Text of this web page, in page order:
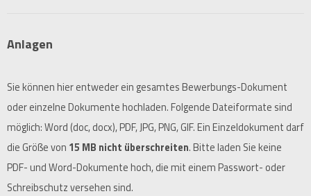
Anlagen
Sie können hier entweder ein gesamtes Bewerbungs-Dokument
oder einzelne Dokumente hochladen. Folgende Dateiformate sind
möglich: Word (doc, docx), PDF, JPG, PNG, GIF. Ein Einzeldokument darf
die Größe von 15 MB nicht überschreiten. Bitte laden Sie keine
PDF- und Word-Dokumente hoch, die mit einem Passwort- oder
Schreibschutz versehen sind.